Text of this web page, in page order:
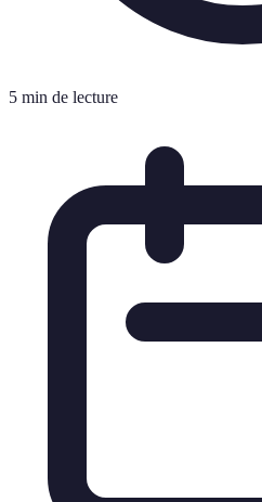
5 min de lecture